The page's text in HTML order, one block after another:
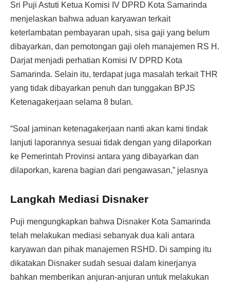
Sri Puji Astuti Ketua Komisi IV DPRD Kota Samarinda
menjelaskan bahwa aduan karyawan terkait
keterlambatan pembayaran upah, sisa gaji yang belum
dibayarkan, dan pemotongan gaji oleh manajemen RS H.
Darjat menjadi perhatian Komisi IV DPRD Kota
Samarinda. Selain itu, terdapat juga masalah terkait THR
yang tidak dibayarkan penuh dan tunggakan BPJS
Ketenagakerjaan selama 8 bulan.
“Soal jaminan ketenagakerjaan nanti akan kami tindak
lanjuti laporannya sesuai tidak dengan yang dilaporkan
ke Pemerintah Provinsi antara yang dibayarkan dan
dilaporkan, karena bagian dari pengawasan,” jelasnya
Langkah Mediasi Disnaker
Puji mengungkapkan bahwa Disnaker Kota Samarinda
telah melakukan mediasi sebanyak dua kali antara
karyawan dan pihak manajemen RSHD. Di samping itu
dikatakan Disnaker sudah sesuai dalam kinerjanya
bahkan memberikan anjuran-anjuran untuk melakukan